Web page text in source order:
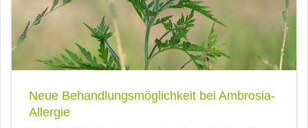
Neue Behandlungsmöglichkeit bei Ambrosia-
Allergie